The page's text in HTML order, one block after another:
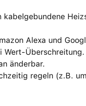
Alexa und
Wert-Überschreitung.
änderbar.
regeln (z.B.